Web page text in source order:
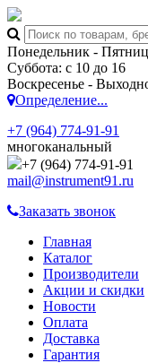
Понедельник -
Суббота: с 10 до 16
Воскресенье -
Определение...
+7 (964) 774-91-91
многоканальный
+7 (964) 774-91-91
mail@instrument91.ru
Заказать звонок
Главная
Каталог
Производители
Акции и скидки
Новости
Оплата
Доставка
Гарантия